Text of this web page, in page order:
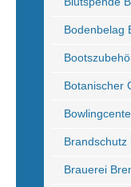
Bodenbelag
Botanischer
Brandschutz
Brauerei